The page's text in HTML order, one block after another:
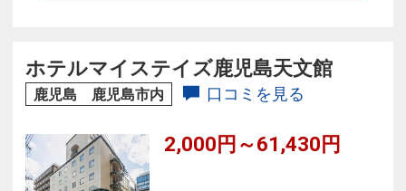
出す良質の塩化物泉です。
ホテルマイステイズ鹿児島天文館
鹿児島 鹿児島市内 口コミを見る
2,000円～61,430円